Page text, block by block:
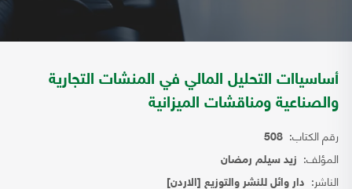
أساسياات التحليل المالي في المنشات التجارية
والصناعية ومناقشات الميزانية
رقم الكتاب: 508
المؤلف: زيد سيلم رمضان
الناشر: دار وائل للنشر والتوزيع [الاردن]